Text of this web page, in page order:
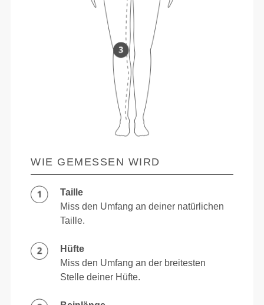
WIE GEMESSEN WIRD
Taille
Miss den Umfang an deiner natürlichen
Taille.
Hüfte
Miss den Umfang an der breitesten
Stelle deiner Hüfte.